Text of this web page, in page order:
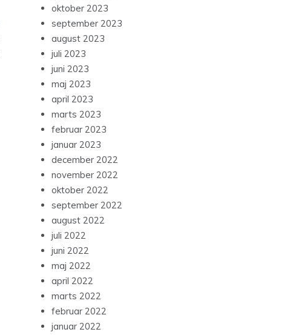
oktober 2023
september 2023
august 2023
juli 2023
juni 2023
maj 2023
april 2023
marts 2023
februar 2023
januar 2023
december 2022
november 2022
oktober 2022
september 2022
august 2022
juli 2022
juni 2022
maj 2022
april 2022
marts 2022
februar 2022
januar 2022